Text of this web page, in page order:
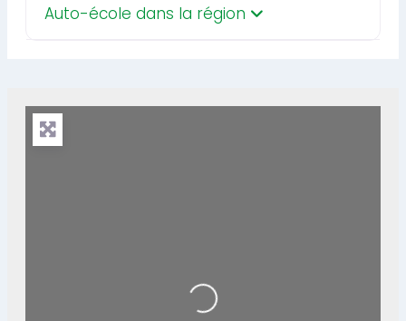
Auto-école dans la région
Loading...